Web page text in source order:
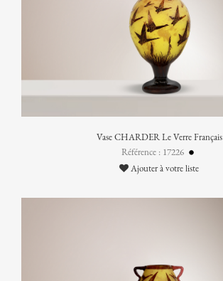
Vase CHARDER Le Verre Français
Référence : 17226
Ajouter à votre liste